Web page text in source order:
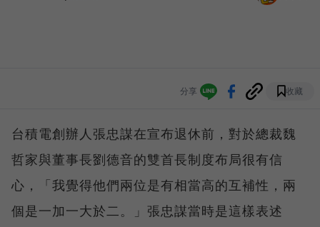
分享 收藏
台積電創辦人張忠謀在宣布退休前，對於總裁魏
哲家與董事長劉德音的雙首長制度布局很有信
心，「我覺得他們兩位是有相當高的互補性，兩
個是一加一大於二。」張忠謀當時是這樣表述